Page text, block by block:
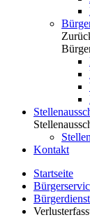
Kontakt
Startseite